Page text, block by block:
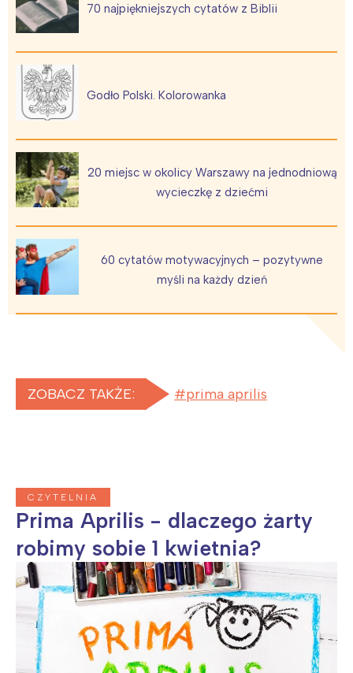
70 najpiękniejszych cytatów z Biblii
Godło Polski. Kolorowanka
20 miejsc w okolicy Warszawy na jednodniową
wycieczkę z dziećmi
60 cytatów motywacyjnych – pozytywne
myśli na każdy dzień
ZOBACZ TAKŻE: prima aprilis
CZYTELNIA
Prima Aprilis - dlaczego żarty
robimy sobie 1 kwietnia?